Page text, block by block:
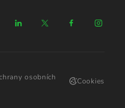
osobních
Cookies